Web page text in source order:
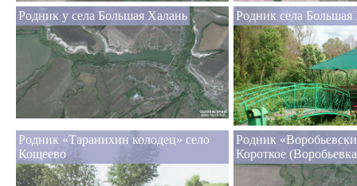
Родник у села Большая Халань Родник села Большая
Родник «Таранихин колодец» село
Кощеево
Родник
Короткое